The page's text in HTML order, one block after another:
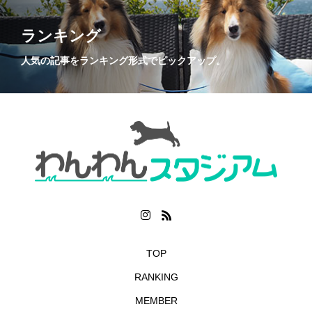
ランキング
人気の記事をランキング形式でピックアップ。
TOP
RANKING
MEMBER